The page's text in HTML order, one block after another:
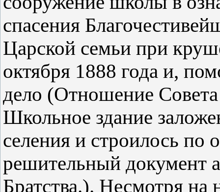
спасения
Царской семьи при
октября 1888 года и,
дело (Отношение Совета
Школьное здание
селения и строилось
решительный документ
Братства.). Несмотря на